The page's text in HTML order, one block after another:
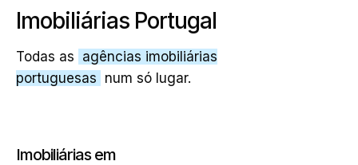
Imobiliárias Portugal
Todas as agências imobiliárias
portuguesas num só lugar.
Imobiliárias em